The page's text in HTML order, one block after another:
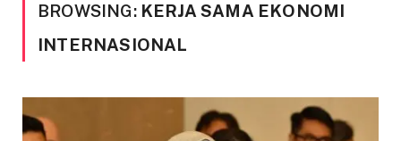
BROWSING: KERJA SAMA EKONOMI
INTERNASIONAL